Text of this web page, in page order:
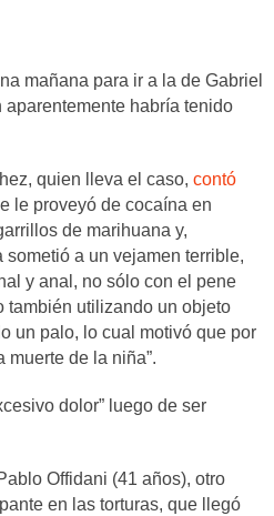
mañana para ir a la de Gabriel
habría tenido
quien lleva el caso, contó
le proveyó de cocaína en
de marihuana y,
sometió a un vejamen terrible,
y anal, no sólo con el pene
también utilizando un objeto
un palo, lo cual motivó que por
muerte de la niña”.
dolor” luego de ser
Offidani (41 años), otro
en las torturas, que llegó